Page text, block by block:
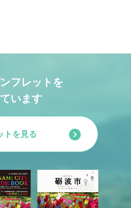
フレットを
います
トを見る